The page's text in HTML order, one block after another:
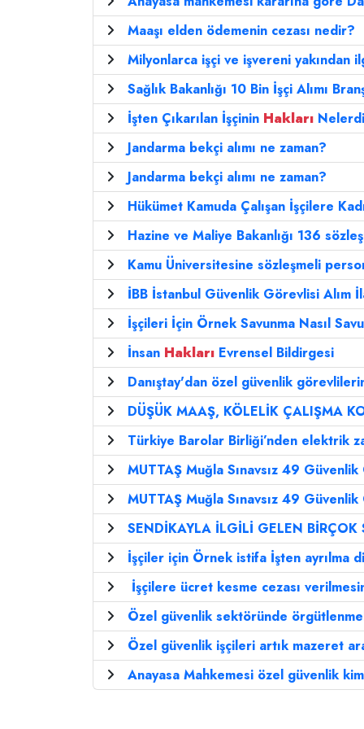
Maaşı elden ödemenin cezası nedir?
Milyonlarca işçi ve işvereni yakından
Sağlık Bakanlığı 10 Bin İşçi Alımı
İşten Çıkarılan İşçinin Hakları
Jandarma bekçi alımı ne zaman?
Jandarma bekçi alımı ne zaman?
Hükümet Kamuda Çalışan İşçilere
Hazine ve Maliye Bakanlığı 136
Kamu Üniversitesine sözleşmeli
İBB İstanbul Güvenlik Görevlisi Alım
İşçileri İçin Örnek Savunma Nasıl
İnsan Hakları Evrensel Bildirgesi
Danıştay'dan özel güvenlik
DÜŞÜK MAAŞ, KÖLELİK ÇALIŞMA
Türkiye Barolar Birliği’nden elektrik
MUTTAŞ Muğla Sınavsız 49 Güvenlik
MUTTAŞ Muğla Sınavsız 49 Güvenlik
SENDİKAYLA İLGİLİ GELEN BİRÇOK
İşçiler için Örnek istifa İşten ayrılma
İşçilere ücret kesme cezası
Özel güvenlik sektöründe
Özel güvenlik işçileri artık mazeret
Anayasa Mahkemesi özel güvenlik